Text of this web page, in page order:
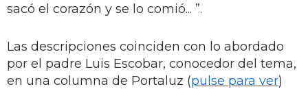
sacó el corazón y se lo comió... ”.
Las descripciones coinciden con lo abordado
por el padre Luis Escobar, conocedor del tema,
en una columna de Portaluz (pulse para ver)